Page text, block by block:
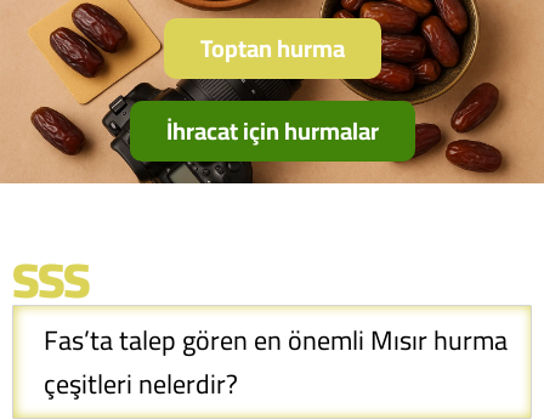
Toptan hurma
İhracat için hurmalar
SSS
Fas’ta talep gören en önemli Mısır hurma
çeşitleri nelerdir?